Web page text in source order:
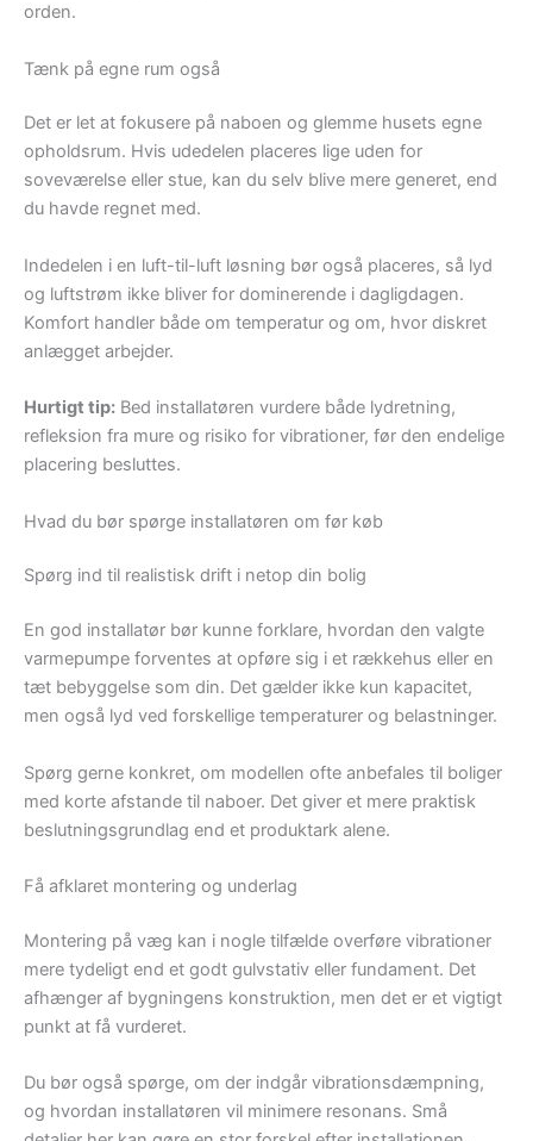
orden.
Tænk på egne rum også
Det er let at fokusere på naboen og glemme husets egne
opholdsrum. Hvis udedelen placeres lige uden for
soveværelse eller stue, kan du selv blive mere generet, end
du havde regnet med.
Indedelen i en luft-til-luft løsning bør også placeres, så lyd
og luftstrøm ikke bliver for dominerende i dagligdagen.
Komfort handler både om temperatur og om, hvor diskret
anlægget arbejder.
Hurtigt tip: Bed installatøren vurdere både lydretning,
refleksion fra mure og risiko for vibrationer, før den endelige
placering besluttes.
Hvad du bør spørge installatøren om før køb
Spørg ind til realistisk drift i netop din bolig
En god installatør bør kunne forklare, hvordan den valgte
varmepumpe forventes at opføre sig i et rækkehus eller en
tæt bebyggelse som din. Det gælder ikke kun kapacitet,
men også lyd ved forskellige temperaturer og belastninger.
Spørg gerne konkret, om modellen ofte anbefales til boliger
med korte afstande til naboer. Det giver et mere praktisk
beslutningsgrundlag end et produktark alene.
Få afklaret montering og underlag
Montering på væg kan i nogle tilfælde overføre vibrationer
mere tydeligt end et godt gulvstativ eller fundament. Det
afhænger af bygningens konstruktion, men det er et vigtigt
punkt at få vurderet.
Du bør også spørge, om der indgår vibrationsdæmpning,
og hvordan installatøren vil minimere resonans. Små